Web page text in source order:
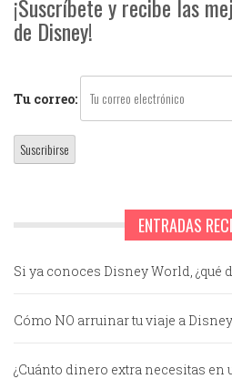
¡Suscríbete y recibe las
de Disney!
Tu correo:
ENTRADAS
Si ya conoces Disney World, ¿qué
Cómo NO arruinar tu viaje a Disney
¿Cuánto dinero extra necesitas en